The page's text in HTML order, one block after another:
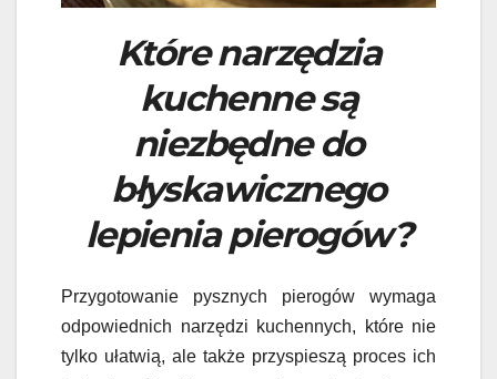
Które narzędzia
kuchenne są
niezbędne do
błyskawicznego
lepienia pierogów?
Przygotowanie pysznych pierogów wymaga
odpowiednich narzędzi kuchennych, które nie
tylko ułatwią, ale także przyspieszą proces ich